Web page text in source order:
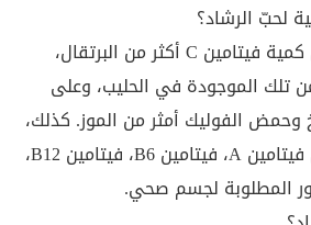
لحبّ الرشاد؟
يحتوي حب الرشاد على كمية فيتامين C أكثر من البرتقال،
تلك الموجودة في الحليب، وعلى
وحمض الفوليك أمثر من الموز. كذلك،
يحتوي حب الرشاد على فيتامين A، فيتامين B6، فيتامين B12،
المطلوبة لجسم صحي.